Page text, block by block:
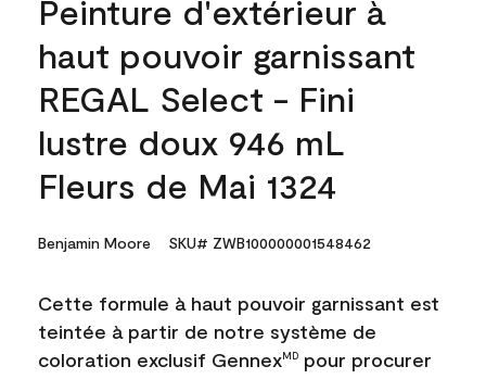
Peinture d'extérieur à
haut pouvoir garnissant
REGAL Select - Fini
lustre doux 946 mL
Fleurs de Mai 1324
Benjamin Moore SKU# ZWB100000001548462
Cette formule à haut pouvoir garnissant est
teintée à partir de notre système de
coloration exclusif GennexMD pour procurer